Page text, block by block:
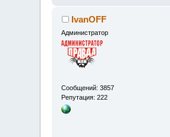
IvanOFF
Администратор
Сообщений: 3857
Репутация: 222